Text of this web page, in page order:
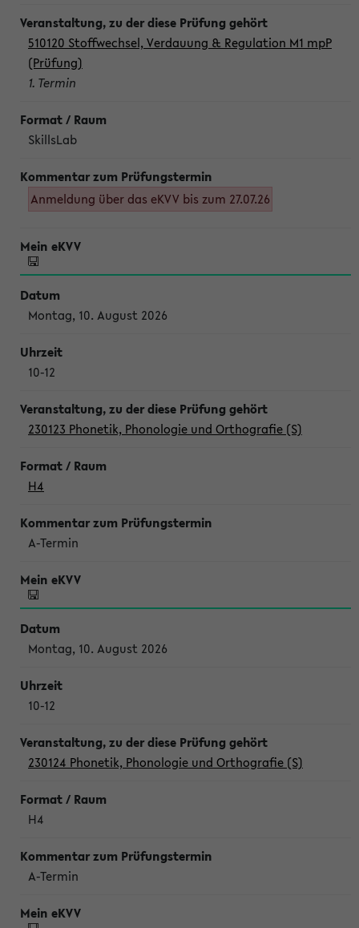
510120 Stoffwechsel, Verdauung & Regulation M1 mpP
(Prüfung)
1. Termin
SkillsLab
Anmeldung über das eKVV bis zum 27.07.26
Montag, 10. August 2026
10-12
230123 Phonetik, Phonologie und Orthografie (S)
H4
A-Termin
Montag, 10. August 2026
10-12
230124 Phonetik, Phonologie und Orthografie (S)
H4
A-Termin